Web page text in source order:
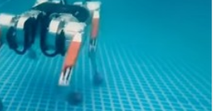
02 Листопада 2023 р.